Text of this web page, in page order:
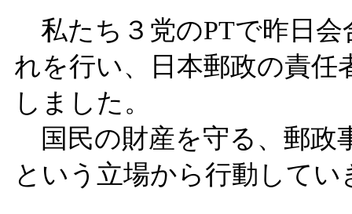
私たち３党のPTで昨日会
れを行い、日本郵政の責任
しました。
国民の財産を守る、郵政
という立場から行動してい